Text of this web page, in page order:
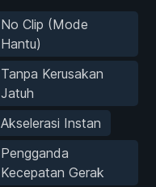
No Clip (Mode
Hantu)
Tanpa Kerusakan
Jatuh
Akselerasi Instan
Pengganda
Kecepatan Gerak